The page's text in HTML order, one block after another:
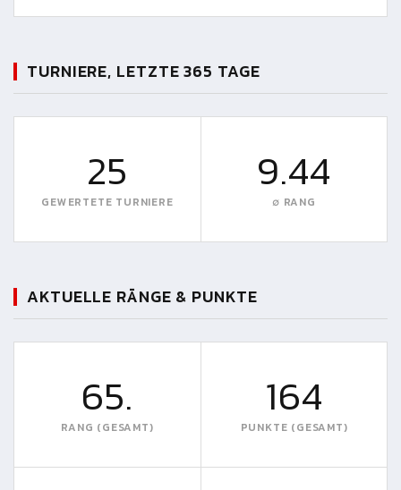
TURNIERE, LETZTE 365 TAGE
25
GEWERTETE TURNIERE
9.44
∅ RANG
AKTUELLE RÄNGE & PUNKTE
65.
RANG (GESAMT)
164
PUNKTE (GESAMT)